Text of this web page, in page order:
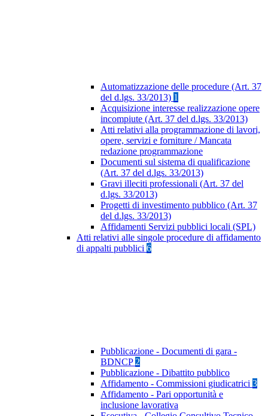
Automatizzazione delle procedure (Art. 37
del d.lgs. 33/2013) 1
Acquisizione interesse realizzazione opere
incompiute (Art. 37 del d.lgs. 33/2013)
Atti relativi alla programmazione di lavori,
opere, servizi e forniture / Mancata
redazione programmazione
Documenti sul sistema di qualificazione
(Art. 37 del d.lgs. 33/2013)
Gravi illeciti professionali (Art. 37 del
d.lgs. 33/2013)
Progetti di investimento pubblico (Art. 37
del d.lgs. 33/2013)
Affidamenti Servizi pubblici locali (SPL)
Atti relativi alle singole procedure di affidamento
di appalti pubblici 6
Pubblicazione - Documenti di gara -
BDNCP 2
Pubblicazione - Dibattito pubblico
Affidamento - Commissioni giudicatrici 3
Affidamento - Pari opportunità e
inclusione lavorativa